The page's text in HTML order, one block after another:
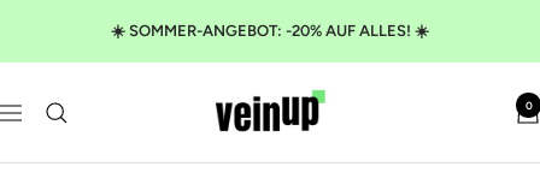
Inhalt
☀️ SOMMER-ANGEBOT: -20% AUF ALLES! ☀️
Navigation
VeinUp 0